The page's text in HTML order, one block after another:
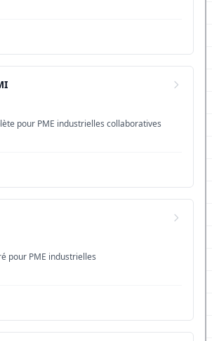
pour PME industrielles collaboratives
pour PME industrielles